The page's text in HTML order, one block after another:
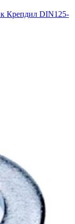
Крепдил DIN125-